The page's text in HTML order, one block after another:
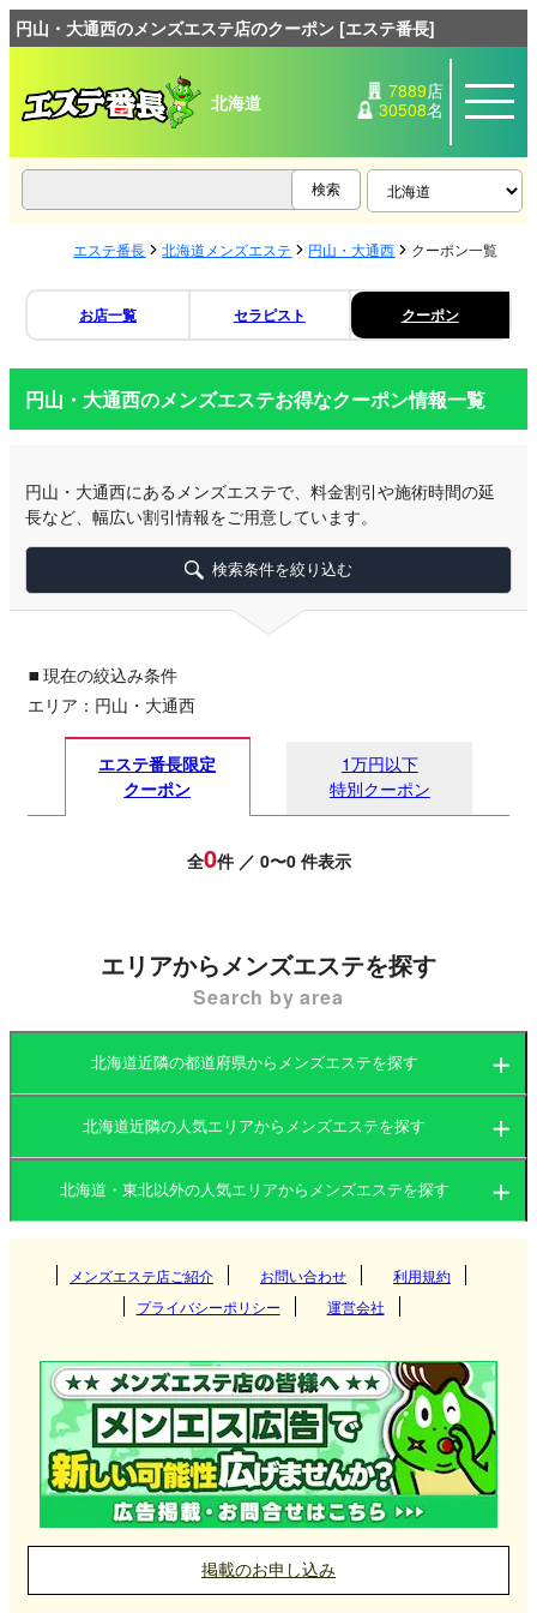
円山・大通西のメンズエステ店のクーポン [エステ番長]
北海道 7889店
30508名
エステ番長 北海道メンズエステ 円山・大通西 クーポン一覧
お店一覧 セラピスト クーポン
円山・大通西のメンズエステお得なクーポン情報一覧
円山・大通西にあるメンズエステで、料金割引や施術時間の延
長など、幅広い割引情報をご用意しています。
検索条件を絞り込む
▪ 現在の絞込み条件
エリア：円山・大通西
エステ番長限定
クーポン
1万円以下
特別クーポン
全0件 ／ 0〜0 件表示
エリアからメンズエステを探す
Search by area
北海道近隣の都道府県からメンズエステを探す
北海道 岩手県
宮城県 山形県
秋田県 青森県
北海道近隣の人気エリアからメンズエステを探す
すすきの
白石区
札幌市北区
中島公園
函館
岩手県
仙台
古川
名取
石巻
山形県
山形 秋田県
秋田 青森県
福島県
北海道・東北以外の人気エリアからメンズエステを探す
関東
栃木県 東京都
神奈川県 千葉県
埼玉県
大阪府 京都府
兵庫県 滋賀県
奈良県 和歌山県
東海
愛知県 岐阜県
九州・沖縄
福岡県 大分県
長崎県 宮崎県
中国
北陸・甲信越
メンズエステ店ご紹介 お問い合わせ
利用規約
プライバシーポリシー
運営会社
掲載のお申し込み